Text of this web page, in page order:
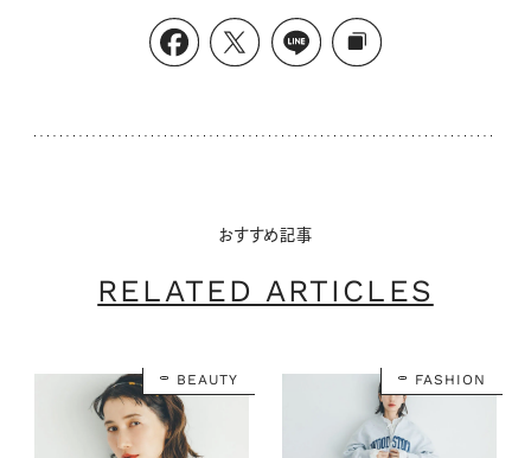
おすすめ記事
RELATED ARTICLES
BEAUTY FASHION